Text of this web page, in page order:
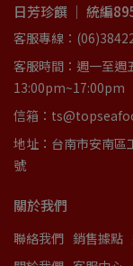
日芳珍饌 ｜ 統編
客服專線：
客服時間：週一至週
13:00pm~17:00pm
信箱：
地址：台南市安南區
號
關於我們
聯絡我們 銷售據點